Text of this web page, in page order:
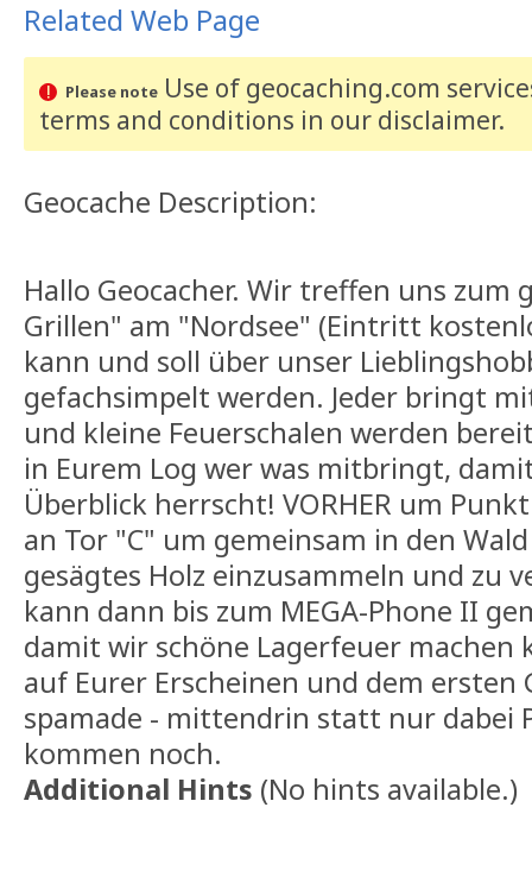
Related Web Page
Please noteUse of geocaching.com
terms and conditions in our disclaimer.
Geocache Description:
Hallo Geocacher. Wir treffen uns zum
Grillen" am "Nordsee" (Eintritt
kann und soll über unser
gefachsimpelt werden. Jeder bringt
und kleine Feuerschalen werden
in Eurem Log wer was mitbringt,
Überblick herrscht! VORHER um
an Tor "C" um gemeinsam in den
gesägtes Holz einzusammeln und zu
kann dann bis zum MEGA-Phone II
damit wir schöne Lagerfeuer machen
auf Eurer Erscheinen und dem ersten
spamade - mittendrin statt nur dabei
kommen noch.
Additional Hints (No hints available.)